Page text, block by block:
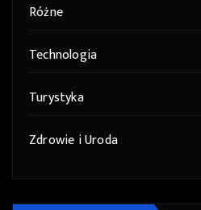
Różne
Technologia
Turystyka
Zdrowie i Uroda